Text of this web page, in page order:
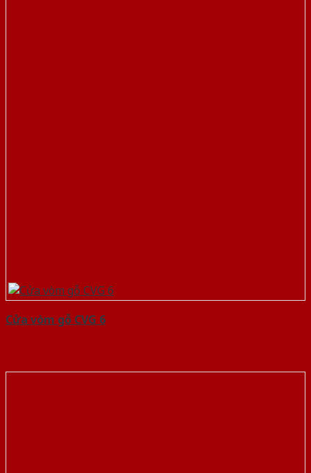
Cửa vòm gỗ CVG 6